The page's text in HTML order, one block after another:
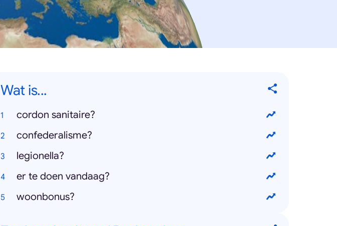
Wat is...
cordon sanitaire?
confederalisme?
legionella?
er te doen vandaag?
woonbonus?